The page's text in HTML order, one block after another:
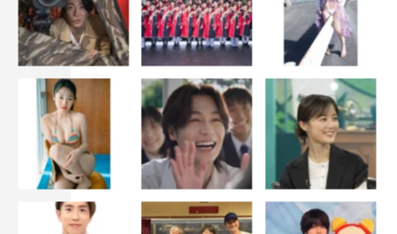
Kis-My-Ft2 SixTONES
ハマる男に蹴りたい女 京本大我